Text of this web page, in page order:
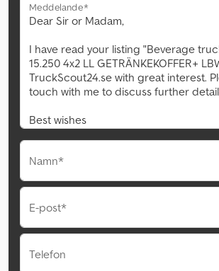
Meddelande*
Namn*
E-post*
Telefon